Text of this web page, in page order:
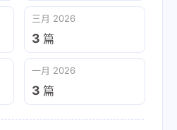
三月 2026
3 篇
一月 2026
3 篇